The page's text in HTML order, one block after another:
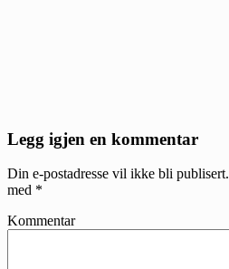
Reader
Legg igjen en kommentar
Din e-postadresse vil ikke bli publisert.
med *
Kommentar